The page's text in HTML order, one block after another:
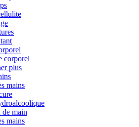
corporel
plus
mains
de main
mains